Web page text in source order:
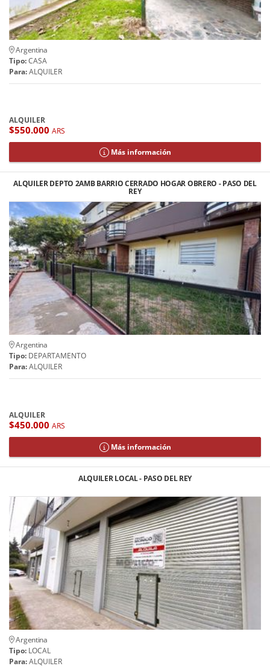
Argentina
Tipo:CASA
Para:ALQUILER
ALQUILER
$550.000 ARS
Más información
ALQUILER DEPTO 2AMB BARRIO CERRADO HOGAR OBRERO - PASO DEL
REY
Argentina
Tipo: DEPARTAMENTO
Para:ALQUILER
ALQUILER
$450.000 ARS
Más información
ALQUILER LOCAL - PASO DEL REY
Argentina
Tipo: LOCAL
Para:ALQUILER